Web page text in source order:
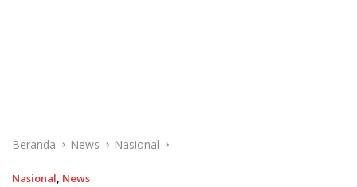
Beranda News Nasional
Nasional, News